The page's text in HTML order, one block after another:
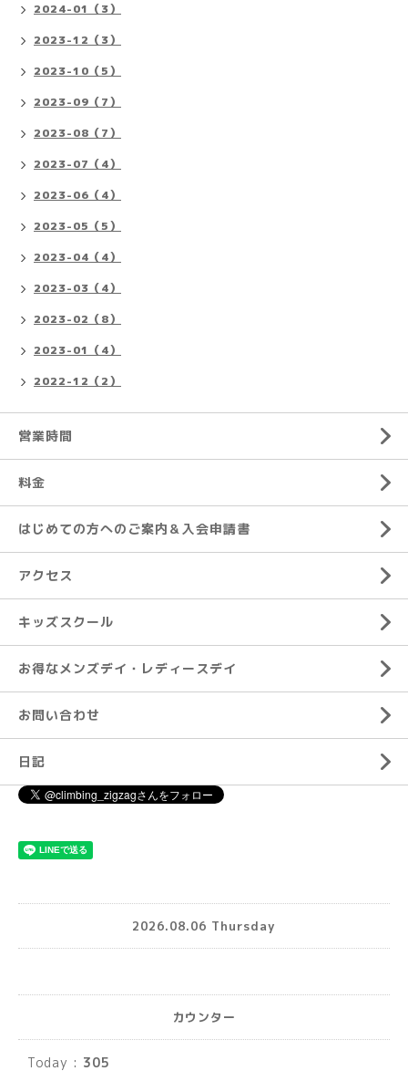
2024-01（3）
2023-12（3）
2023-10（5）
2023-09（7）
2023-08（7）
2023-07（4）
2023-06（4）
2023-05（5）
2023-04（4）
2023-03（4）
2023-02（8）
2023-01（4）
2022-12（2）
営業時間
料金
はじめての方へのご案内＆入会申請書
アクセス
キッズスクール
お得なメンズデイ・レディースデイ
お問い合わせ
日記
2026.08.06 Thursday
カウンター
Today : 305